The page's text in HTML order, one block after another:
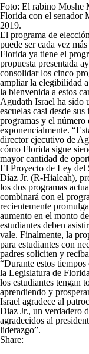
Foto: El rabino Moshe
Florida con el senador
2019.
El programa de
puede ser cada vez
Florida ya tiene el
propuesta presentada
consolidar los cinco
ampliar la elegibilidad
la bienvenida a estos
Agudath Israel ha sido
escuelas casi desde
programas y el número
exponencialmente.
director ejecutivo de
cómo Florida sigue
mayor cantidad de
El Proyecto de Ley del
Díaz Jr. (R-Hialeah),
los dos programas
combinará con el
recientemente
aumento en el monto
estudiantes deben
vale. Finalmente, la
para estudiantes con
padres soliciten y
“Durante estos
la Legislatura de
los estudiantes tengan
aprendiendo y
Israel agradece al
Diaz Jr., un verdadero
agradecidos al
liderazgo”.
Share: